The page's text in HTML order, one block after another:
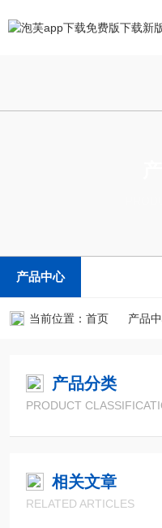
产品中心
当前位置： 首页 产品
产品分类
PRODUCT
相关文章
RELATED ARTICLES